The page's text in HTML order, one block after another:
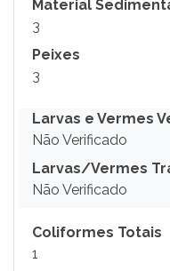
Material
3
Peixes
3
Larvas e Vermes
Não Verificado
Larvas/Vermes
Não Verificado
Coliformes Totais
1